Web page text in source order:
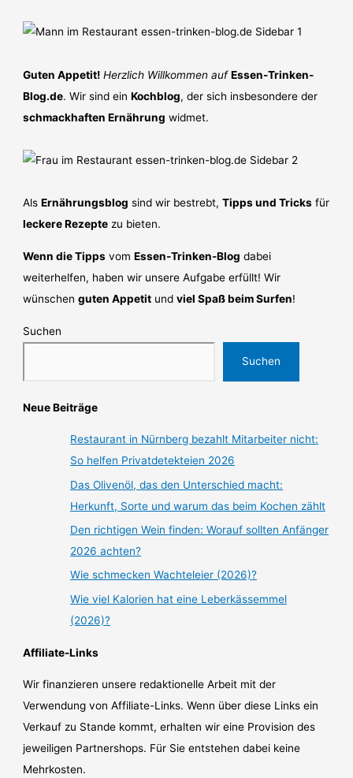
Guten Appetit! Herzlich Willkommen auf Essen-Trinken-
Blog.de. Wir sind einKochblog, der sich insbesondere der
schmackhaften Ernährung widmet.
AlsErnährungsblog sind wir bestrebt,Tipps und Tricks für
leckere Rezepte zu bieten.
Wenn die Tipps vomEssen-Trinken-Blog dabei
weiterhelfen, haben wir unsere Aufgabe erfüllt! Wir
wünschenguten Appetit undviel Spaß beim Surfen!
Suchen
Suchen
Neue Beiträge
Restaurant in Nürnberg bezahlt Mitarbeiter nicht:
So helfen Privatdetekteien 2026
Das Olivenöl, das den Unterschied macht:
Herkunft, Sorte und warum das beim Kochen zählt
Den richtigen Wein finden: Worauf sollten Anfänger
2026 achten?
Wie schmecken Wachteleier (2026)?
Wie viel Kalorien hat eine Leberkässemmel
(2026)?
Affiliate-Links
Wir finanzieren unsere redaktionelle Arbeit mit der
Verwendung von Affiliate-Links. Wenn über diese Links ein
Verkauf zu Stande kommt, erhalten wir eine Provision des
jeweiligen Partnershops. Für Sie entstehen dabei keine
Mehrkosten.